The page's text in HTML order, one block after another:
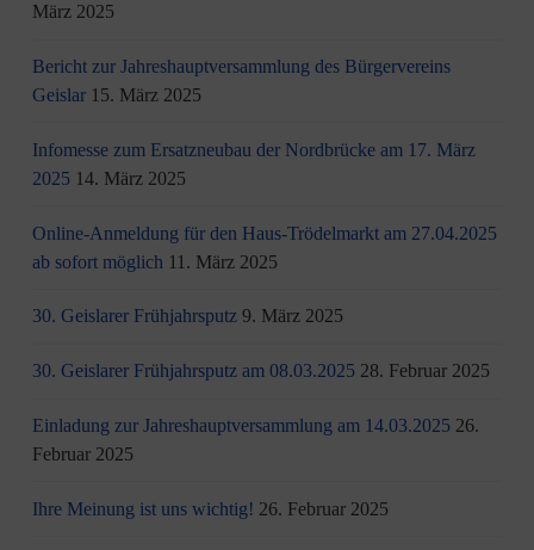
März 2025
Bericht zur Jahreshauptversammlung des Bürgervereins
Geislar 15. März 2025
Infomesse zum Ersatzneubau der Nordbrücke am 17. März
2025 14. März 2025
Online-Anmeldung für den Haus-Trödelmarkt am 27.04.2025
ab sofort möglich 11. März 2025
30. Geislarer Frühjahrsputz 9. März 2025
30. Geislarer Frühjahrsputz am 08.03.2025 28. Februar 2025
Einladung zur Jahreshauptversammlung am 14.03.2025 26.
Februar 2025
Ihre Meinung ist uns wichtig! 26. Februar 2025